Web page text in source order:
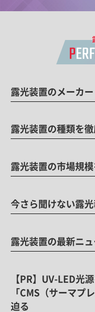
露光装置のメーカ
露光装置の種類を
露光装置の市場規
今さら聞けない露
露光装置の最新ニ
【PR】UV-LED光
「CMS（サーマプ
迫る